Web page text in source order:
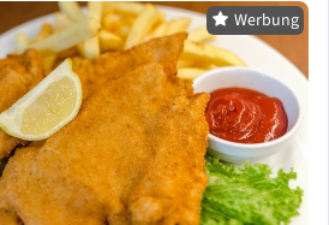
Werbung